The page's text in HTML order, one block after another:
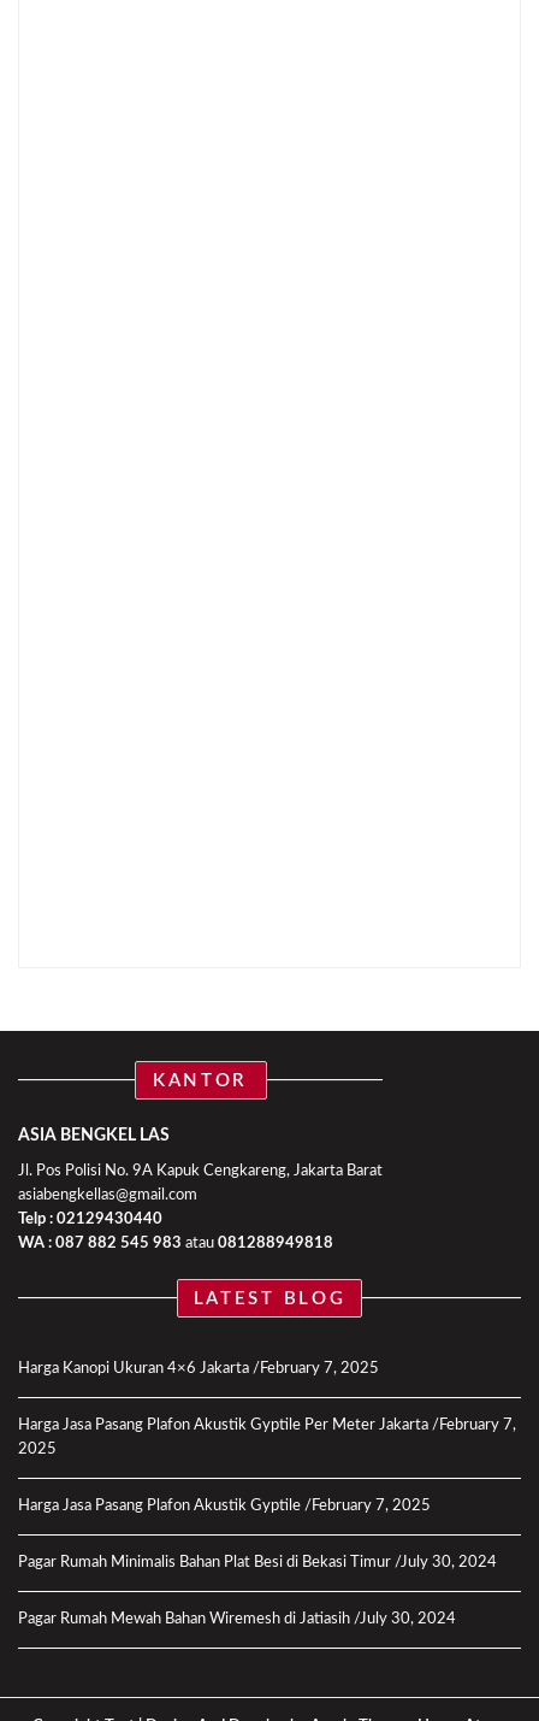
KANTOR
ASIA BENGKEL LAS
Jl. Pos Polisi No. 9A Kapuk Cengkareng, Jakarta Barat
asiabengkellas@gmail.com
Telp : 02129430440
WA : 087 882 545 983 atau 081288949818
LATEST BLOG
Harga Kanopi Ukuran 4×6 Jakarta February 7, 2025
Harga Jasa Pasang Plafon Akustik Gyptile Per Meter Jakarta
February 7,
2025
Harga Jasa Pasang Plafon Akustik Gyptile February 7, 2025
Pagar Rumah Minimalis Bahan Plat Besi di Bekasi Timur July 30, 2024
Pagar Rumah Mewah Bahan Wiremesh di Jatiasih July 30, 2024